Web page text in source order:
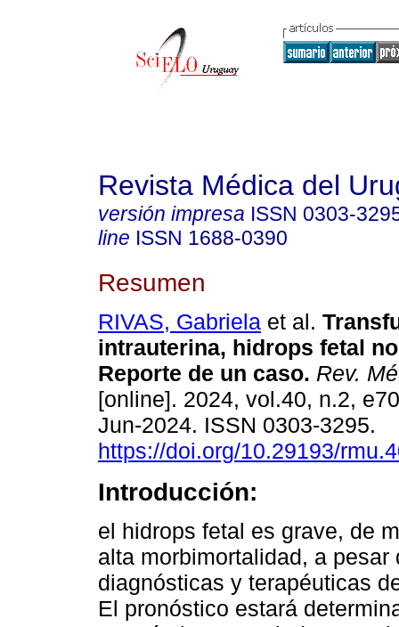
Revista Médica del
versión impresa ISSN 0303-
line ISSN 1688-0390
Resumen
RIVAS, Gabriela et al.
intrauterina, hidrops fetal
Reporte de un caso. Rev.
[online]. 2024, vol.40, n.2,
Jun-2024. ISSN 0303-3295.
https://doi.org/10.29193/
Introducción:
el hidrops fetal es grave, de
alta morbimortalidad, a pesar
diagnósticas y terapéuticas
El pronóstico estará